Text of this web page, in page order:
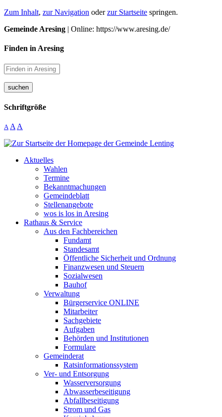
Zum Inhalt, zur Navigation oderzur Startseite springen.
Gemeinde Aresing | Online: https://www.aresing.de/
Finden in Aresing
suchen
Schriftgröße
A A A
Aktuelles
Wahlen
Termine
Bekanntmachungen
Gemeindeblatt
Stellenangebote
wos is los in Aresing
Rathaus & Service
Aus den Fachbereichen
Fundamt
Standesamt
Öffentliche Sicherheit und Ordnung
Finanzwesen und Steuern
Sozialwesen
Bauhof
Verwaltung
Bürgerservice ONLINE
Mitarbeiter
Sachgebiete
Aufgaben
Behörden und Institutionen
Formulare
Gemeinderat
Ratsinformationssystem
Ver- und Entsorgung
Wasserversorgung
Abwasserbeseitigung
Abfallbeseitigung
Strom und Gas